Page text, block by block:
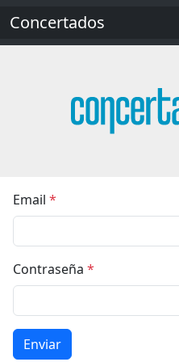
Concertados
Email *
Contraseña *